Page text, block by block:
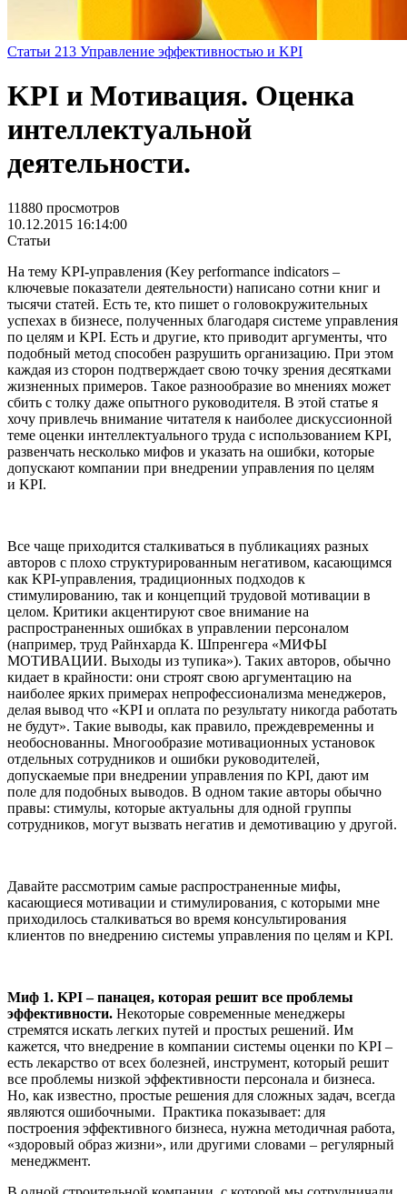
Статьи 213 Управление эффективностью и KPI
KPI и Мотивация. Оценка
интеллектуальной
деятельности.
11880 просмотров
10.12.2015 16:14:00
Статьи
На тему KPI-управления (Key performance indicators –
ключевые показатели деятельности) написано сотни книг и
тысячи статей. Есть те, кто пишет о головокружительных
успехах в бизнесе, полученных благодаря системе управления
по целям и KPI. Есть и другие, кто приводит аргументы, что
подобный метод способен разрушить организацию. При этом
каждая из сторон подтверждает свою точку зрения десятками
жизненных примеров. Такое разнообразие во мнениях может
сбить с толку даже опытного руководителя. В этой статье я
хочу привлечь внимание читателя к наиболее дискуссионной
теме оценки интеллектуального труда с использованием KPI,
развенчать несколько мифов и указать на ошибки, которые
допускают компании при внедрении управления по целям
и KPI.
Все чаще приходится сталкиваться в публикациях разных
авторов с плохо структурированным негативом, касающимся
как KPI-управления, традиционных подходов к
стимулированию, так и концепций трудовой мотивации в
целом. Критики акцентируют свое внимание на
распространенных ошибках в управлении персоналом
(например, труд Райнхарда К. Шпренгера «МИФЫ
МОТИВАЦИИ. Выходы из тупика»). Таких авторов, обычно
кидает в крайности: они строят свою аргументацию на
наиболее ярких примерах непрофессионализма менеджеров,
делая вывод что «KPI и оплата по результату никогда работать
не будут». Такие выводы, как правило, преждевременны и
необоснованны. Многообразие мотивационных установок
отдельных сотрудников и ошибки руководителей,
допускаемые при внедрении управления по KPI, дают им
поле для подобных выводов. В одном такие авторы обычно
правы: стимулы, которые актуальны для одной группы
сотрудников, могут вызвать негатив и демотивацию у другой.
Давайте рассмотрим самые распространенные мифы,
касающиеся мотивации и стимулирования, с которыми мне
приходилось сталкиваться во время консультирования
клиентов по внедрению системы управления по целям и KPI.
Миф 1. KPI – панацея, которая решит все проблемы
эффективности. Некоторые современные менеджеры
стремятся искать легких путей и простых решений. Им
кажется, что внедрение в компании системы оценки по KPI –
есть лекарство от всех болезней, инструмент, который решит
все проблемы низкой эффективности персонала и бизнеса.
Но, как известно, простые решения для сложных задач, всегда
являются ошибочными. Практика показывает: для
построения эффективного бизнеса, нужна методичная работа,
«здоровый образ жизни», или другими словами – регулярный
менеджмент.